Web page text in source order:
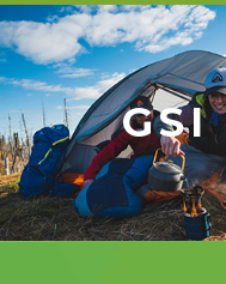
GSI